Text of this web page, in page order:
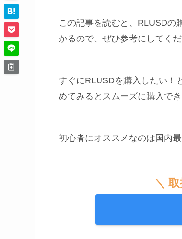
この記事を読むと、RLUSDの
かるので、ぜひ参考にしてくだ
すぐにRLUSDを購入したい！
めてみるとスムーズに購入でき
初心者にオススメなのは国内
＼